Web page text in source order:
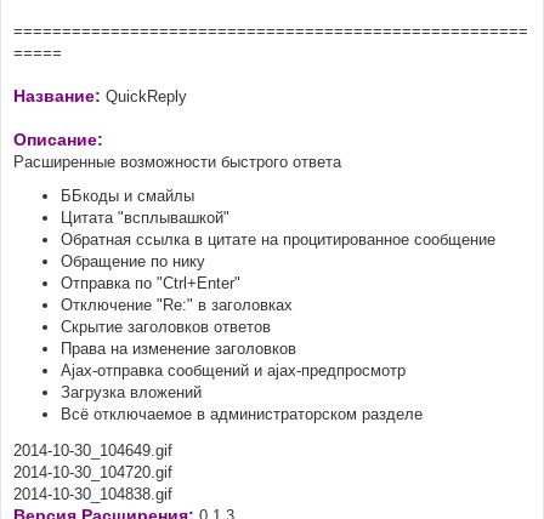
=====================================================
=====
Название: QuickReply
Описание:
Расширенные возможности быстрого ответа
ББкоды и смайлы
Цитата "всплывашкой"
Обратная ссылка в цитате на процитированное сообщение
Обращение по нику
Отправка по "Ctrl+Enter"
Отключение "Re:" в заголовках
Скрытие заголовков ответов
Права на изменение заголовков
Ajax-отправка сообщений и ajax-предпросмотр
Загрузка вложений
Всё отключаемое в администраторском разделе
2014-10-30_104649.gif
2014-10-30_104720.gif
2014-10-30_104838.gif